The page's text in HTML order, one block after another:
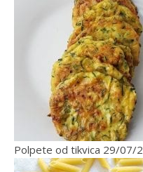
Polpete od tikvica 29/07/